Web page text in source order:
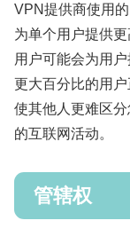
VPN提供商使用
为单个用户提供
用户可能会为用
更大百分比的用
使其他人更难区
的互联网活动。
管辖权